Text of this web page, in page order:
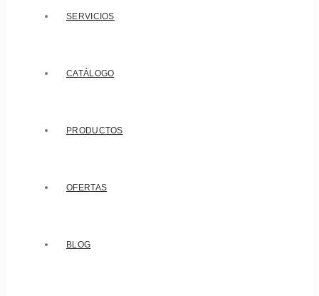
SERVICIOS
CATÁLOGO
PRODUCTOS
OFERTAS
BLOG